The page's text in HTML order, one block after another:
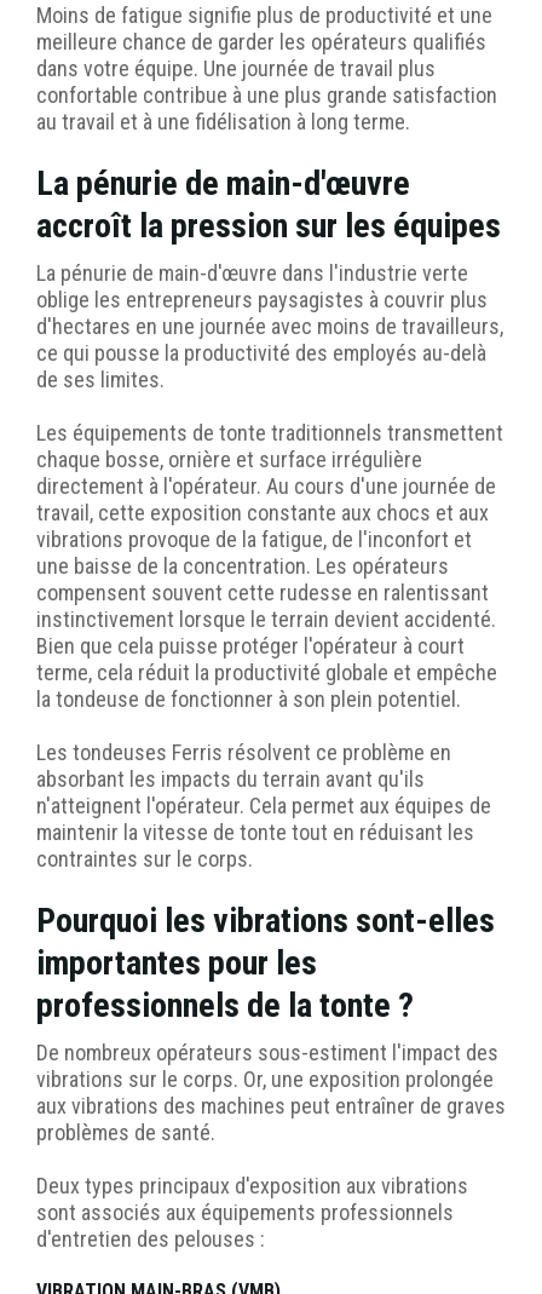
Moins de fatigue signifie plus de productivité et une
meilleure chance de garder les opérateurs qualifiés
dans votre équipe. Une journée de travail plus
confortable contribue à une plus grande satisfaction
au travail et à une fidélisation à long terme.
La pénurie de main-d'œuvre
accroît la pression sur les équipes
La pénurie de main-d'œuvre dans l'industrie verte
oblige les entrepreneurs paysagistes à couvrir plus
d'hectares en une journée avec moins de travailleurs,
ce qui pousse la productivité des employés au-delà
de ses limites.
Les équipements de tonte traditionnels transmettent
chaque bosse, ornière et surface irrégulière
directement à l'opérateur. Au cours d'une journée de
travail, cette exposition constante aux chocs et aux
vibrations provoque de la fatigue, de l'inconfort et
une baisse de la concentration. Les opérateurs
compensent souvent cette rudesse en ralentissant
instinctivement lorsque le terrain devient accidenté.
Bien que cela puisse protéger l'opérateur à court
terme, cela réduit la productivité globale et empêche
la tondeuse de fonctionner à son plein potentiel.
Les tondeuses Ferris résolvent ce problème en
absorbant les impacts du terrain avant qu'ils
n'atteignent l'opérateur. Cela permet aux équipes de
maintenir la vitesse de tonte tout en réduisant les
contraintes sur le corps.
Pourquoi les vibrations sont-elles
importantes pour les
professionnels de la tonte ?
De nombreux opérateurs sous-estiment l'impact des
vibrations sur le corps. Or, une exposition prolongée
aux vibrations des machines peut entraîner de graves
problèmes de santé.
Deux types principaux d'exposition aux vibrations
sont associés aux équipements professionnels
d'entretien des pelouses :